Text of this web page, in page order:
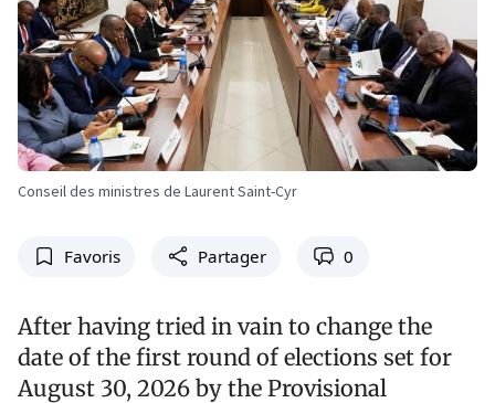
Conseil des ministres de Laurent Saint-Cyr
Favoris Partager 0
After having tried in vain to change the
date of the first round of elections set for
August 30, 2026 by the Provisional